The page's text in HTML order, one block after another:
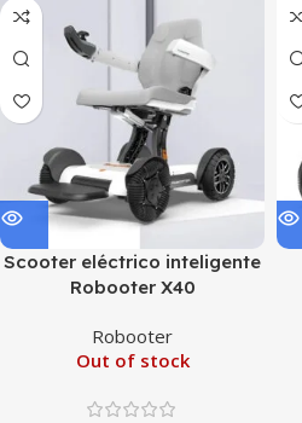
Scooter eléctrico inteligente
Robooter X40
Robooter
Out of stock